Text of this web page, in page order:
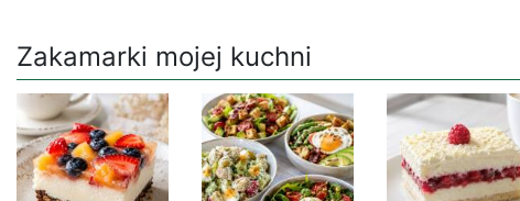
Zakamarki mojej kuchni